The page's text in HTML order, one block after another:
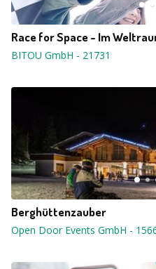
Race for Space - Im
BITOU GmbH - 21731
Berghüttenzauber
Open Door Events GmbH -